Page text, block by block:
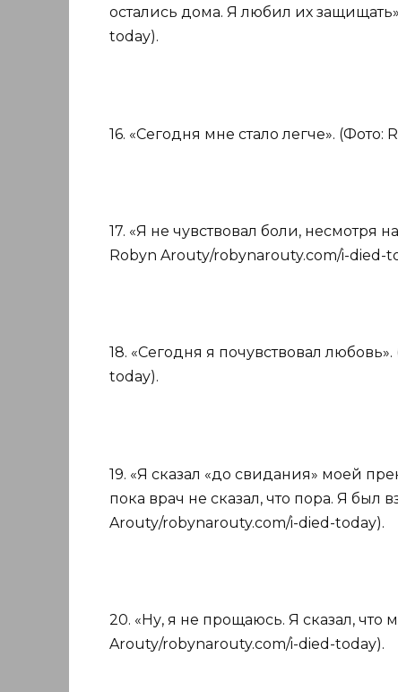
остались дома. Я любил их
today).
16. «Сегодня мне стало легче».
17. «Я не чувствовал боли, несмотря
Robyn Arouty/robynarouty.com/i-died-
18. «Сегодня я почувствовал
today).
19. «Я сказал «до свидания» моей
пока врач не сказал, что пора. Я был
Arouty/robynarouty.com/i-died-today).
20. «Ну, я не прощаюсь. Я сказал, что
Arouty/robynarouty.com/i-died-today).